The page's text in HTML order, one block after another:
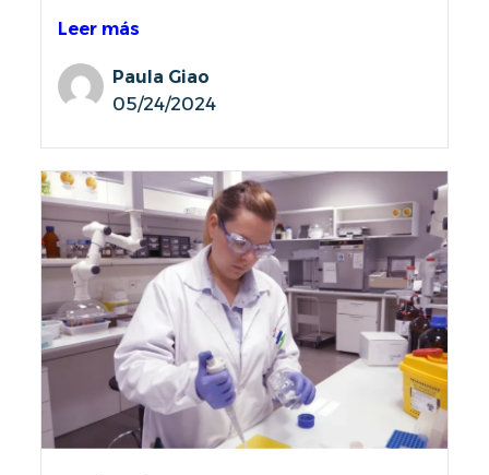
Leer más
Paula Giao
05/24/2024